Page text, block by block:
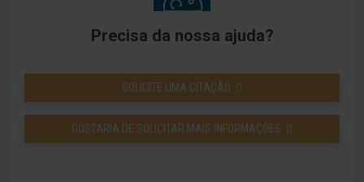
Precisa da nossa ajuda?
SOLICITE UMA CITAÇÃO
GOSTARIA DE SOLICITAR MAIS INFORMAÇÕES